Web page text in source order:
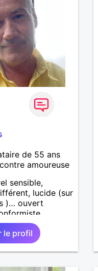
de 55 ans
amoureuse
sensible,
lucide (sur
)… ouvert
un peu la
le profil